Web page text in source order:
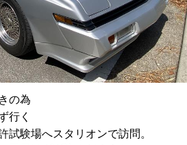
の為
行く
試験場へスタリオンで訪問。